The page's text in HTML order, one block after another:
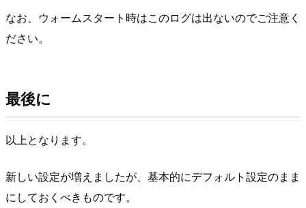
なお、ウォームスタート時はこのログは出ないのでご注意く
ださい。
最後に
以上となります。
新しい設定が増えましたが、基本的にデフォルト設定のまま
にしておくべきものです。